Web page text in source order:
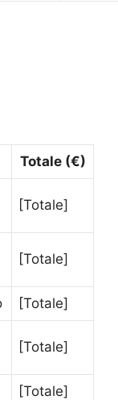
Totale (€)
[Totale]
[Totale]
[Totale]
[Totale]
[Totale]